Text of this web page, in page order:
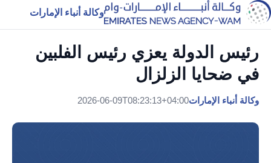
وكالة أنباء الإمارات
رئيس الدولة يعزي رئيس الفلبين
في ضحايا الزلزال
وكالة أنباء الإمارات2026-06-09T08:23:13+04:00